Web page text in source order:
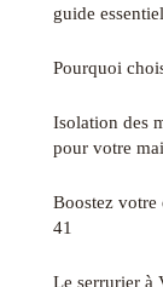
guide essentiel
Pourquoi
Isolation des
pour votre
Boostez
41
Le serrurier à